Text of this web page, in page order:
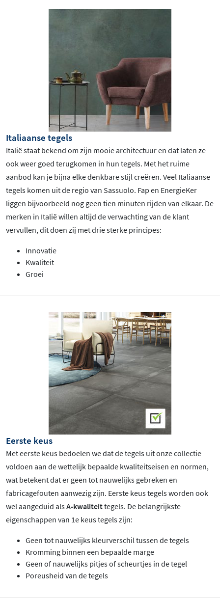
Italiaanse tegels
Italië staat bekend om zijn mooie architectuur en dat laten ze
ook weer goed terugkomen in hun tegels. Met het ruime
aanbod kan je bijna elke denkbare stijl creëren. Veel Italiaanse
tegels komen uit de regio van Sassuolo. Fap en EnergieKer
liggen bijvoorbeeld nog geen tien minuten rijden van elkaar. De
merken in Italië willen altijd de verwachting van de klant
vervullen, dit doen zij met drie sterke principes:
Innovatie
Kwaliteit
Groei
Eerste keus
Met eerste keus bedoelen we dat de tegels uit onze collectie
voldoen aan de wettelijk bepaalde kwaliteitseisen en normen,
wat betekent dat er geen tot nauwelijks gebreken en
fabricagefouten aanwezig zijn. Eerste keus tegels worden ook
wel aangeduid alsA-kwaliteittegels. De belangrijkste
eigenschappen van 1e keus tegels zijn:
Geen tot nauwelijks kleurverschil tussen de tegels
Kromming binnen een bepaalde marge
Geen of nauwelijks pitjes of scheurtjes in de tegel
Poreusheid van de tegels